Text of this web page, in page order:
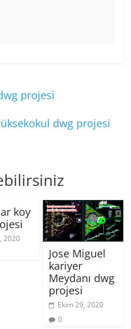
projesi
dwg projesi
koy
2020
Jose Miguel
kariyer
Meydanı dwg
projesi
Ekim 29, 2020
0